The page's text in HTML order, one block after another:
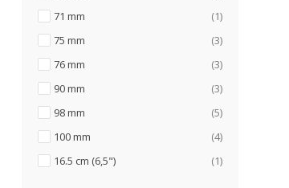
71 mm
1articol
75 mm
3articole
76 mm
3articole
90 mm
3articole
98 mm
5articole
100 mm
4articole
16.5 cm (6,5")
1articol